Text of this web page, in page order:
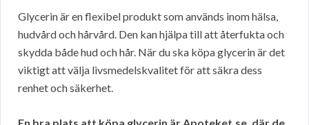
Glycerin är en flexibel produkt som används inom hälsa,
hudvård och hårvård. Den kan hjälpa till att återfukta och
skydda både hud och hår. När du ska köpa glycerin är det
viktigt att välja livsmedelskvalitet för att säkra dess
renhet och säkerhet.